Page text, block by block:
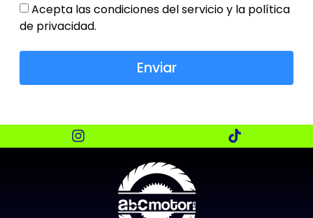
Acepta las condiciones del servicio y la política
de privacidad.
Enviar